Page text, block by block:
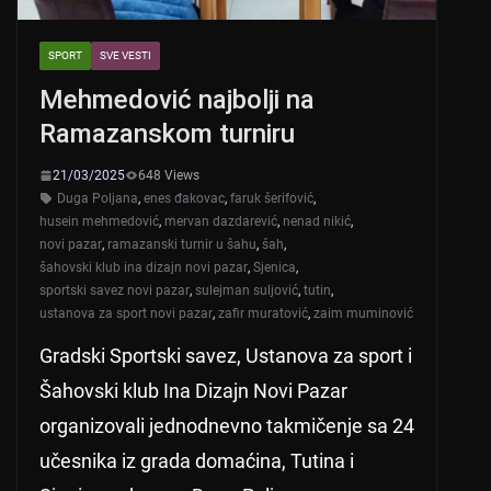
SPORT SVE VESTI
Mehmedović najbolji na
Ramazanskom turniru
21/03/2025
648 Views
Duga Poljana, enes đakovac, faruk šerifović,
husein mehmedović, mervan dazdarević, nenad nikić,
novi pazar, ramazanski turnir u šahu, šah,
šahovski klub ina dizajn novi pazar, Sjenica,
sportski savez novi pazar, sulejman suljović, tutin,
ustanova za sport novi pazar, zafir muratović, zaim muminović
Gradski Sportski savez, Ustanova za sport i
Šahovski klub Ina Dizajn Novi Pazar
organizovali jednodnevno takmičenje sa 24
učesnika iz grada domaćina, Tutina i